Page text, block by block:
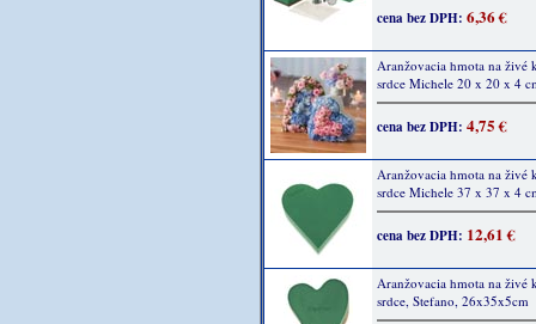
cena bez DPH: 6,36 €
Aranžovacia hmota na živé
srdce Michele 20 x 20 x 4
cena bez DPH: 4,75 €
Aranžovacia hmota na živé
srdce Michele 37 x 37 x 4
cena bez DPH: 12,61 €
Aranžovacia hmota na živé
srdce, Stefano, 26x35x5cm